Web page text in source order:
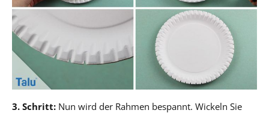
3. Schritt: Nun wird der Rahmen bespannt. Wickeln Sie